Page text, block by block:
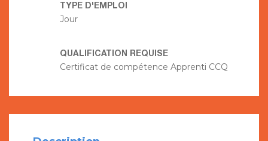
TYPE D'EMPLOI
Jour
QUALIFICATION REQUISE
Certificat de compétence Apprenti CCQ